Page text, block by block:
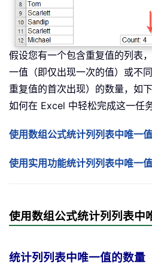
假设您有一个包含重复值的列表
一值（即仅出现一次的值）或不
重复值的首次出现）的数量，如
如何在 Excel 中轻松完成这一任务
使用数组公式统计列列表中唯一
使用实用功能统计列列表中唯一
使用数组公式统计列列表中
统计列列表中唯一值的数量